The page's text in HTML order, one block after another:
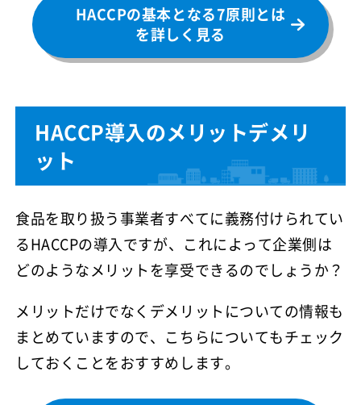
HACCPの基本となる7原則とは
を詳しく見る
HACCP導入のメリットデメリ
ット
食品を取り扱う事業者すべてに義務付けられてい
るHACCPの導入ですが、これによって企業側は
どのようなメリットを享受できるのでしょうか？
メリットだけでなくデメリットについての情報も
まとめていますので、こちらについてもチェック
しておくことをおすすめします。